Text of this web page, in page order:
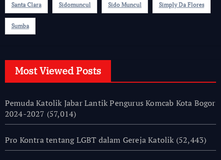
Santa Clara Sidomuncul Sido Muncul Simply Da Flores
Sumba
Most Viewed Posts
Pemuda Katolik Jabar Lantik Pengurus Komcab Kota Bogor
2024-2027 (57,014)
Pro Kontra tentang LGBT dalam Gereja Katolik (52,443)